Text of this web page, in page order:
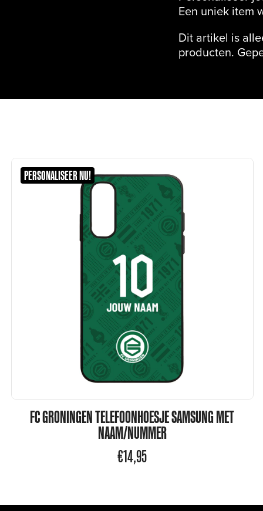
Een uniek item
Dit artikel is
producten.
PERSONALISEER NU!
FC GRONINGEN TELEFOONHOESJE SAMSUNG MET
NAAM/NUMMER
€14,95